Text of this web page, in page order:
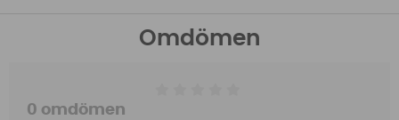
Omdömen
0 omdömen